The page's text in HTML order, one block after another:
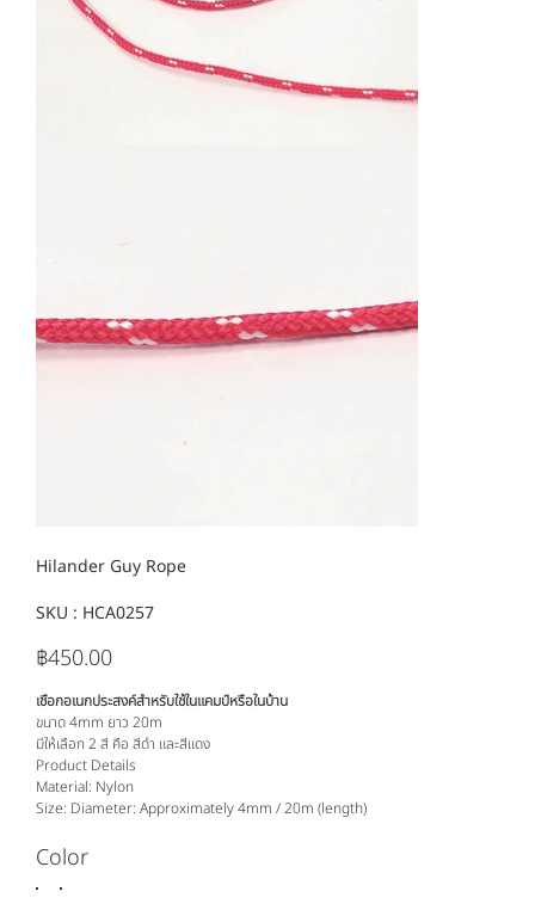
Hilander Guy Rope
SKU : SKU
HCA0257
HCA0257
ราคา
฿450.00
เชือกอเนกประสงค์สำหรับใช้ในแคมป์หรือในบ้าน
ขนาด 4mm ยาว 20m
มีให้เลือก 2 สี คือ สีดำ และสีแดง
Product Details
Material: Nylon
Size: Diameter: Approximately 4mm / 20m (length)
Color